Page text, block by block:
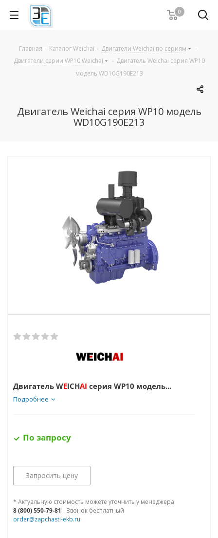
0
Главная - Каталог Weichai - Двигатели Weichai по сериям
-
Двигатели серии WP10 Weichai
- Двигатель Weichai серия WP10
модель WD10G190E213
Двигатель Weichai серия WP10 модель
WD10G190E213
Двигатель WEICHAI серия WP10 модель...
Подробнее
По запросу
Запросить цену
* Актуальную стоимость можете уточнить у менеджера
8 (800) 550-79-81 - Звонок бесплатный
order@zapchasti-ekb.ru